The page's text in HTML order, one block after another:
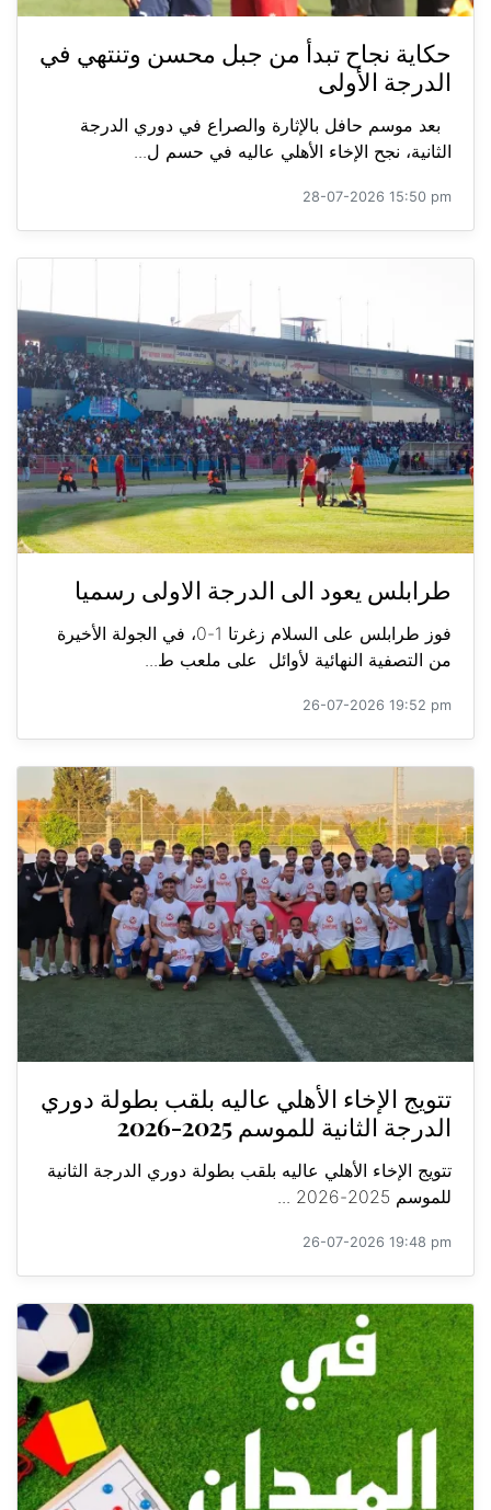
حكاية نجاح تبدأ من جبل محسن وتنتهي في
الدرجة الأولى
بعد موسم حافل بالإثارة والصراع في دوري الدرجة
الثانية، نجح الإخاء الأهلي عاليه في حسم ل...
28-07-2026 15:50 pm
طرابلس يعود الى الدرجة الاولى رسميا
فوز طرابلس على السلام زغرتا 1-0، في الجولة الأخيرة
من التصفية النهائية لأوائل على ملعب ط...
26-07-2026 19:52 pm
تتويج الإخاء الأهلي عاليه بلقب بطولة دوري
الدرجة الثانية للموسم 2025-2026
تتويج الإخاء الأهلي عاليه بلقب بطولة دوري الدرجة الثانية
للموسم 2025-2026 ...
26-07-2026 19:48 pm